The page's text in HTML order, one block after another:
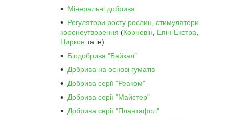
Мінеральні добрива
Регулятори росту рослин, стимулятори
коренеутворення (Корневін, Епін-Екстра,
Циркон та ін)
Біодобрива "Байкал"
Добрива на основі гуматів
Добрива серії "Реаком"
Добрива серії "Майстер"
Добрива серії "Плантафол"